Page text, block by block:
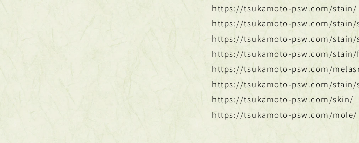
https://tsukamoto-psw.com/stain/
https://tsukamoto-psw.com/
https://tsukamoto-psw.com/
https://tsukamoto-psw.com/
https://tsukamoto-psw.com/
https://tsukamoto-psw.com/stain/
https://tsukamoto-psw.com/skin/
https://tsukamoto-psw.com/mole/